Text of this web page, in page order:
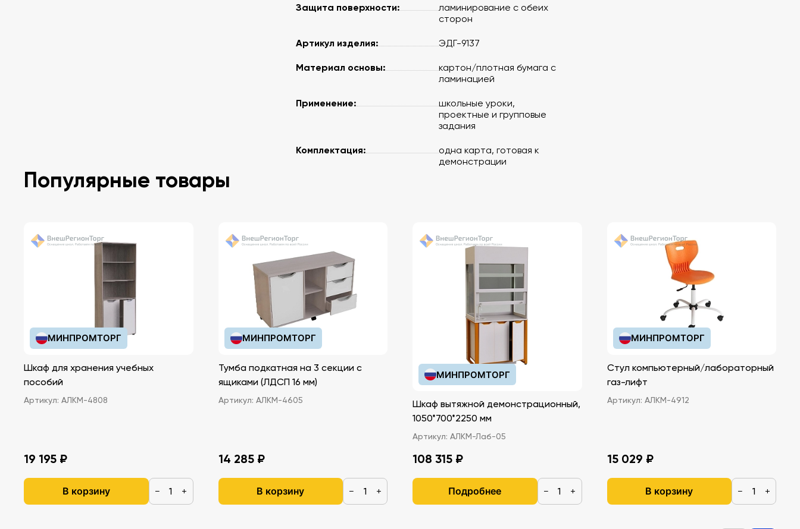
Защита поверхности:
ламинирование с обеих
сторон
Артикул изделия: ЭДГ-9137
Материал основы:
картон/плотная бумага с
ламинацией
Применение:
школьные уроки,
проектные и групповые
задания
Комплектация:
одна карта, готовая к
демонстрации
Популярные товары
МИНПРОМТОРГ
Шкаф для хранения учебных
пособий
Артикул: АЛКМ-4808
19 195 ₽
В корзину − +
МИНПРОМТОРГ
Тумба подкатная на 3 секции с
ящиками (ЛДСП 16 мм)
Артикул: АЛКМ-4605
14 285 ₽
В корзину − +
МИНПРОМТОРГ
Шкаф вытяжной демонстрационный,
1050*700*2250 мм
Артикул: АЛКМ-Лаб-05
108 315 ₽
Подробнее − +
МИНПРОМТОРГ
Стул компьютерный/лабораторный
газ-лифт
Артикул: АЛКМ-4912
15 029 ₽
В корзину − +